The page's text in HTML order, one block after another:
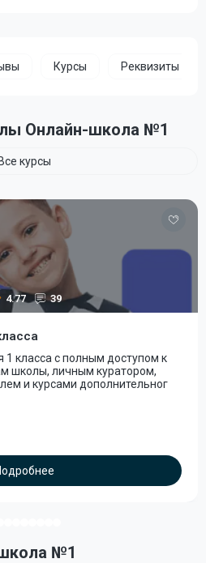
Курсы Реквизиты
Онлайн-школа №1
Все курсы
4.77 39
класса с полным доступом к
школы, личным куратором,
и курсами дополнительног
№1